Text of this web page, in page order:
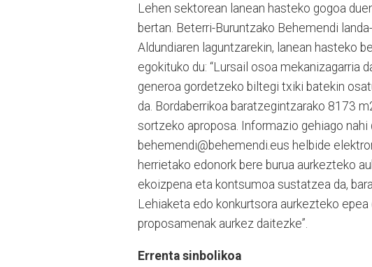
Lehen sektorean lanean hasteko gogoa
bertan. Beterri-Buruntzako Behemendi
Aldundiaren laguntzarekin, lanean hasteko
egokituko du: “Lursail osoa mekanizagarria
generoa gordetzeko biltegi txiki batekin
da. Bordaberrikoa baratzegintzarako 8173
sortzeko aproposa. Informazio gehiago
behemendi@behemendi.eus helbide
herrietako edonork bere burua aurkezteko
ekoizpena eta kontsumoa sustatzea da,
Lehiaketa edo konkurtsora aurkezteko
proposamenak aurkez daitezke”.
Errenta sinbolikoa